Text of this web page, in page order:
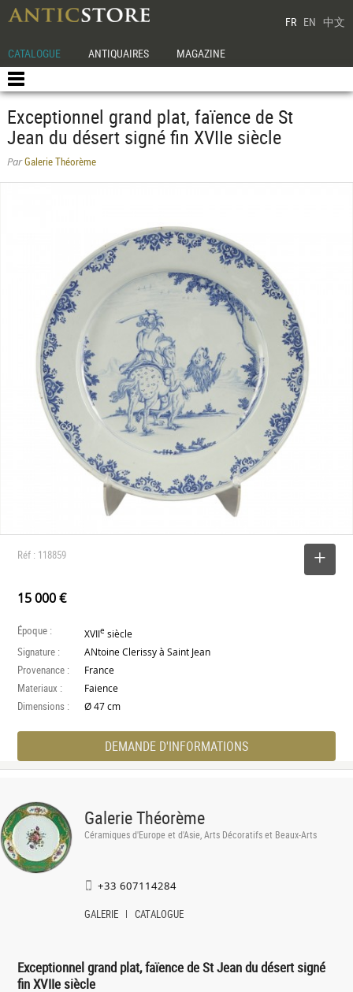
FR EN 中文
CATALOGUE ANTIQUAIRES MAGAZINE
Exceptionnel grand plat, faïence de St
Jean du désert signé fin XVIIe siècle
ParGalerie Théorème
Réf : 118859
15 000 €
Époque : XVIIe siècle
Signature : ANtoine Clerissy à Saint Jean
Provenance : France
Materiaux : Faience
Dimensions : Ø 47 cm
DEMANDE D'INFORMATIONS
Galerie Théorème
Céramiques d'Europe et d'Asie, Arts Décoratifs et Beaux-Arts
+33 607114284
GALERIE CATALOGUE
Exceptionnel grand plat, faïence de St Jean du désert signé
fin XVIIe siècle